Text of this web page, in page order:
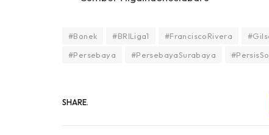
#Bonek #BRILiga1 #FranciscoRivera
#Persebaya
#PersebayaSurabaya
SHARE.